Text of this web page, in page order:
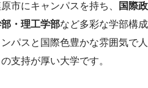
市にキャンパスを持ち、
国際政
・理工学部など多彩な学部構成
パスと国際色豊かな雰囲気で人
支持が厚い大学です。